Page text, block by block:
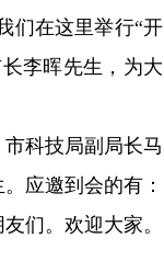
们在这里举行“开
李晖先生，为大
科技局副局长马
应邀到会的有：
们。欢迎大家。